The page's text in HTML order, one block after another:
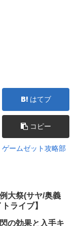
はてブ
コピー
ゲームゼット攻略部
大祭(サヤ/奥義
ライブ】
の効果と入手キ